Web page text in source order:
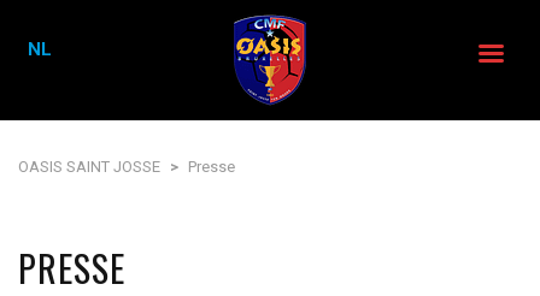
OASIS SAINT JOSSE > Presse
PRESSE
NL